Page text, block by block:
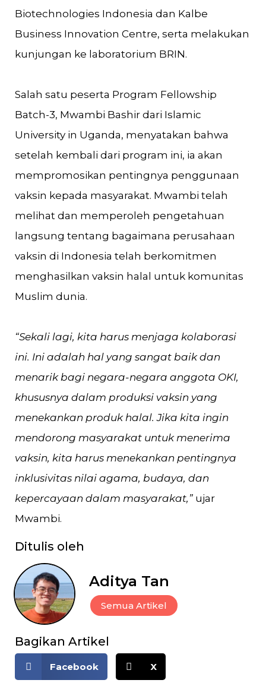
Biotechnologies Indonesia dan Kalbe
Business Innovation Centre, serta melakukan
kunjungan ke laboratorium BRIN.
Salah satu peserta Program Fellowship
Batch-3, Mwambi Bashir dari Islamic
University in Uganda, menyatakan bahwa
setelah kembali dari program ini, ia akan
mempromosikan pentingnya penggunaan
vaksin kepada masyarakat. Mwambi telah
melihat dan memperoleh pengetahuan
langsung tentang bagaimana perusahaan
vaksin di Indonesia telah berkomitmen
menghasilkan vaksin halal untuk komunitas
Muslim dunia.
“Sekali lagi, kita harus menjaga kolaborasi
ini. Ini adalah hal yang sangat baik dan
menarik bagi negara-negara anggota OKI,
khususnya dalam produksi vaksin yang
menekankan produk halal. Jika kita ingin
mendorong masyarakat untuk menerima
vaksin, kita harus menekankan pentingnya
inklusivitas nilai agama, budaya, dan
kepercayaan dalam masyarakat,” ujar
Mwambi.
Ditulis oleh
Aditya Tan
Semua Artikel
Bagikan Artikel
Facebook X